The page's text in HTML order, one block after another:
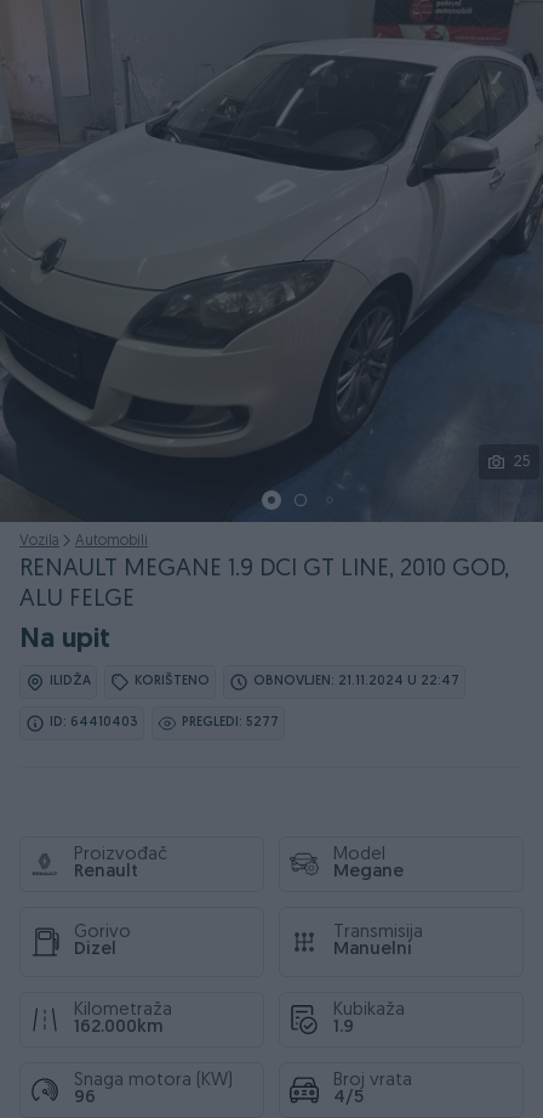
25
Vozila Automobili
RENAULT MEGANE 1.9 DCI GT LINE, 2010 GOD,
ALU FELGE
Na upit
ILIDŽA KORIŠTENO OBNOVLJEN: 21.11.2024 U 22:47
ID: 64410403 PREGLEDI: 5277
Proizvođač
Renault
Model
Megane
Gorivo
Dizel
Transmisija
Manuelni
Kilometraža
162.000km
Kubikaža
1.9
Snaga motora (KW)
96
Broj vrata
4/5